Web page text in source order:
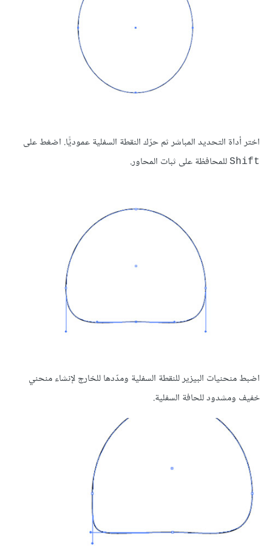
اختر أداة التحديد المباشر ثم حرّك النقطة السفلية عموديًّا. اضغط على
Shift للمحافظة على ثبات المحاور.
اضبط منحنيات البيزير للنقطة السفلية ومدّدها للخارج لإنشاء منحني
خفيف ومشدود للحافة السفلية.